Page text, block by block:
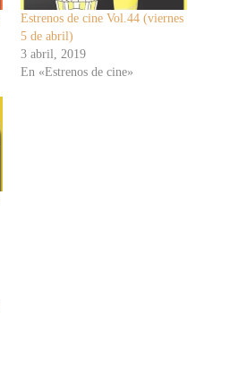
Estrenos de cine Vol.44 (viernes
5 de abril)
3 abril, 2019
En «Estrenos de cine»